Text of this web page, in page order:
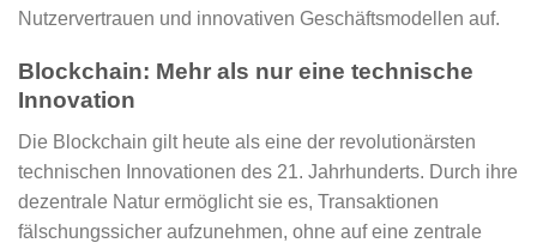
Nutzervertrauen und innovativen Geschäftsmodellen auf.
Blockchain: Mehr als nur eine technische
Innovation
Die Blockchain gilt heute als eine der revolutionärsten
technischen Innovationen des 21. Jahrhunderts. Durch ihre
dezentrale Natur ermöglicht sie es, Transaktionen
fälschungssicher aufzunehmen, ohne auf eine zentrale